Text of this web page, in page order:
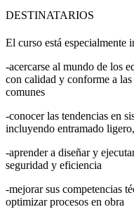
DESTINATARIOS
El curso está especialmente
-acercarse al mundo de los
con calidad y conforme a
comunes
-conocer las tendencias en
incluyendo entramado
-aprender a diseñar y
seguridad y eficiencia
-mejorar sus competencias
optimizar procesos en obra